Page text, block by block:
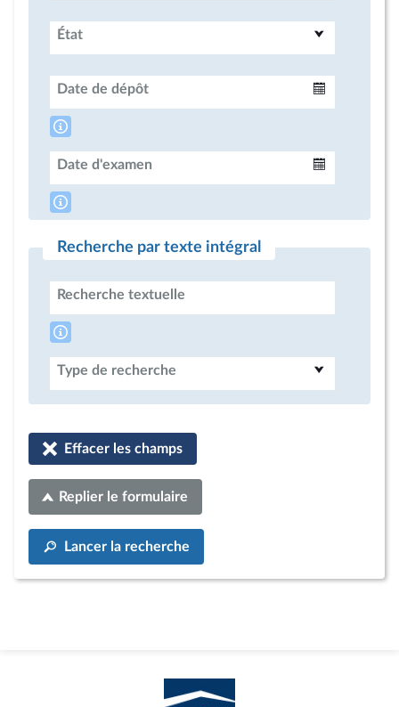
État
Date de dépôt
Date d'examen
Recherche par texte intégral
Recherche textuelle
Type de recherche
Effacer les champs
Replier le formulaire
Lancer la recherche